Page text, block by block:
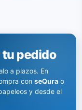
pedido
a plazos. En
con seQurao
y desde el